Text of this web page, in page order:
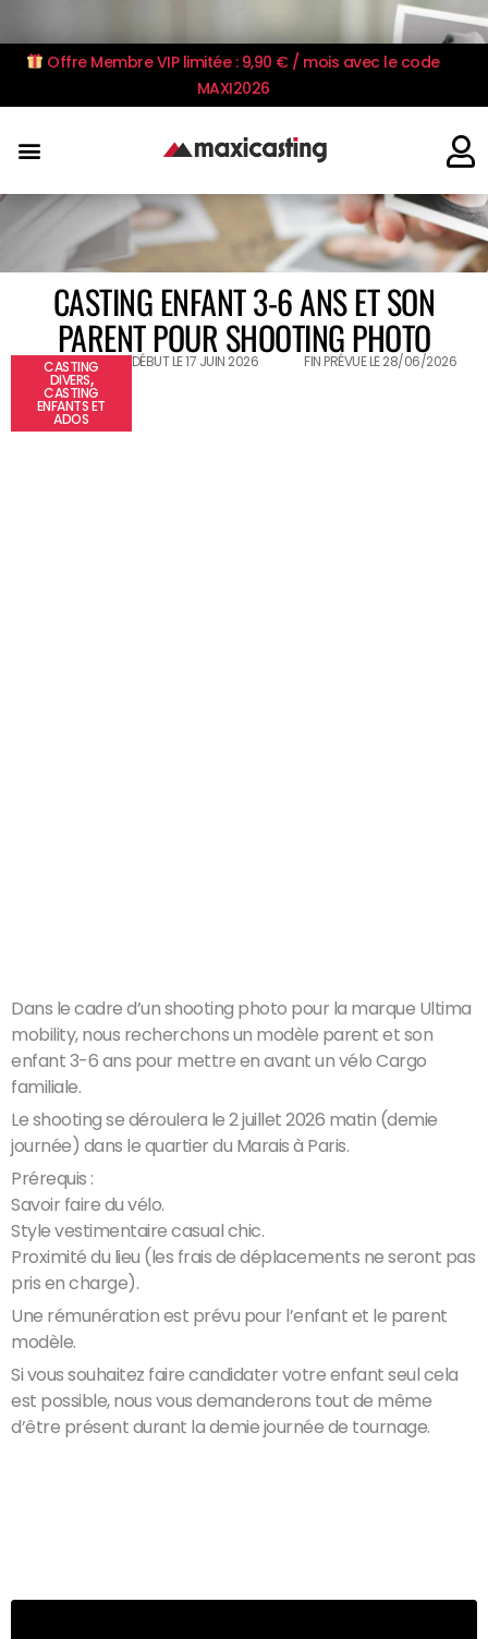
Offre Membre VIP limitée : 9,90 € / mois avec le code
MAXI2026
CASTING ENFANT 3-6 ANS ET SON
PARENT POUR SHOOTING PHOTO
CASTING
DIVERS,
CASTING
ENFANTS ET
ADOS
DÉBUT LE 17 JUIN 2026 FIN PRÉVUE LE 28/06/2026
Dans le cadre d’un shooting photo pour la marque Ultima
mobility, nous recherchons un modèle parent et son
enfant 3-6 ans pour mettre en avant un vélo Cargo
familiale.
Le shooting se déroulera le 2 juillet 2026 matin (demie
journée) dans le quartier du Marais à Paris.
Prérequis :
Savoir faire du vélo.
Style vestimentaire casual chic.
Proximité du lieu (les frais de déplacements ne seront pas
pris en charge).
Une rémunération est prévu pour l’enfant et le parent
modèle.
Si vous souhaitez faire candidater votre enfant seul cela
est possible, nous vous demanderons tout de même
d’être présent durant la demie journée de tournage.